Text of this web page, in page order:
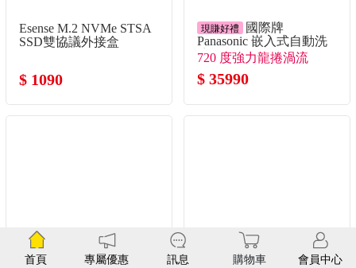
Esense M.2 NVMe STSA
SSD雙協議外接盒
$ 1090
現賺好禮
國際牌
Panasonic 嵌入式自動洗
碗機
720 度強力龍捲渦流
$ 35990
首頁 專屬優惠 訊息 購物車 會員中心